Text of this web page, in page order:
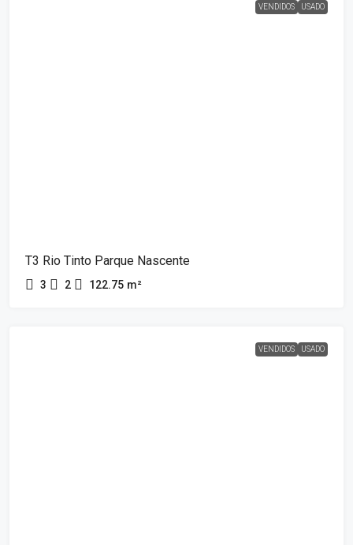
VENDIDOS USADO
T3 Rio Tinto Parque Nascente
3 2 122.75 m²
VENDIDOS USADO